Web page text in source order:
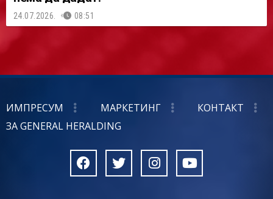
24.07.2026. 08:51
ИМПРЕСУМ МАРКЕТИНГ
КОНТАКТ
ЗА GENERAL HERALDING